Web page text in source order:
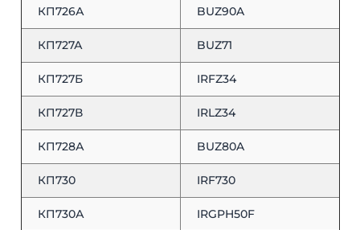
КП726А BUZ90A
КП727А BUZ71
КП727Б IRFZ34
КП727В IRLZ34
КП728А BUZ80A
КП730 IRF730
КП730А IRGPH50F